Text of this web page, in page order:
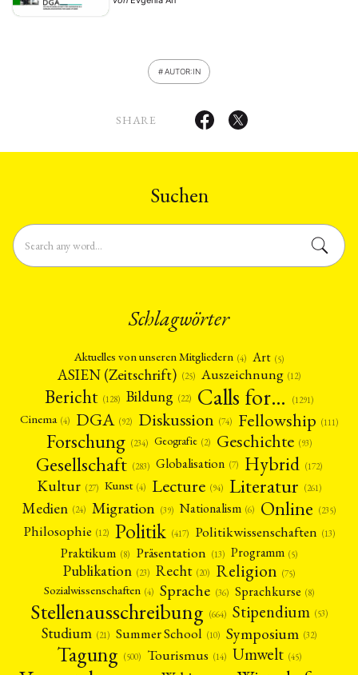
Frankfurt) and Dr. Marius Meinhof (University of
AUTOR:IN
SHARE
Suchen
Schlagwörter
Aktuelles von unseren Mitgliedern (4) Art (5)
ASIEN (Zeitschrift) (25) Auszeichnung (12)
Bericht (128) Bildung (22) Calls for… (1291)
Cinema (4) DGA (92) Diskussion (74) Fellowship (111)
Forschung (234) Geografie (2) Geschichte (93)
Gesellschaft (283) Globalisation (7) Hybrid (172)
Kultur (27) Kunst (4) Lecture (94) Literatur (261)
Medien (24) Migration (39) Nationalism (6) Online (235)
Philosophie (12) Politik (417) Politikwissenschaften (13)
Praktikum (8) Präsentation (13) Programm (5)
Publikation (23) Recht (20) Religion (75)
Sozialwissenschaften (4) Sprache (36) Sprachkurse (8)
Stellenausschreibung (664) Stipendium (53)
Studium (21) Summer School (10) Symposium (32)
Tagung (500) Tourismus (14) Umwelt (45)